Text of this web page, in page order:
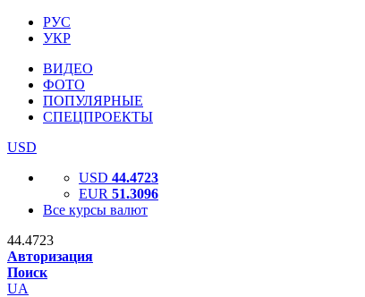
РУС
УКР
ВИДЕО
ФОТО
ПОПУЛЯРНЫЕ
СПЕЦПРОЕКТЫ
USD
USD 44.4723
EUR 51.3096
Все курсы валют
44.4723
Авторизация
Поиск
UA